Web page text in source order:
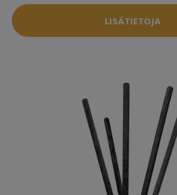
LISÄTIETOJA